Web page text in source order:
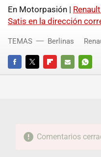
En Motorpasión |
Satis en la dirección
FACEBOOKTWITTERFLIPBOARD
E-
TEMAS Berlinas
Comentarios